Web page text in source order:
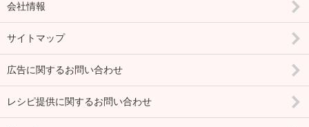
会社情報
サイトマップ
広告に関するお問い合わせ
レシピ提供に関するお問い合わせ